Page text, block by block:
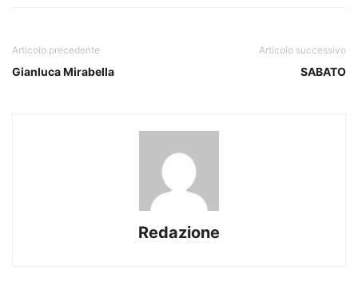
Articolo precedente
Gianluca Mirabella
Articolo successivo
SABATO
Redazione